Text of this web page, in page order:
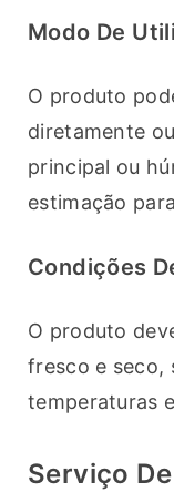
Modo De
O produto
diretamente
principal ou
estimação
Condições
O produto
fresco e seco,
temperaturas
Serviço